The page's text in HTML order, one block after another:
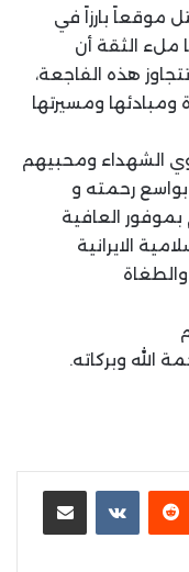
موقعاً بارزاً في
ملء الثقة أن
هذه الفاجعة،
ومبادئها ومسيرتها
الشهداء ومحبيهم
رحمته و
العافية
الايرانية
الله وبركاته.
مشاركة عبر البريد